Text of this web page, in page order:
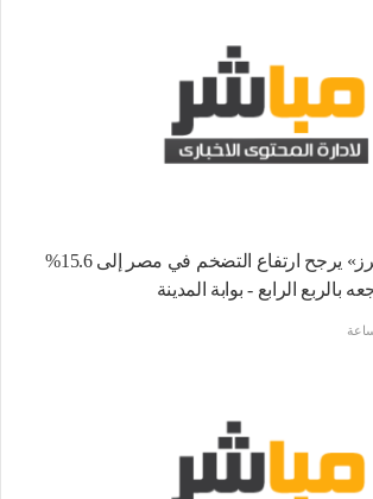
استطلاع لـ «رويترز» يرجح ارتفاع التضخم في مصر إلى 15.6%
بالربع الرابع - بوابة المدينة